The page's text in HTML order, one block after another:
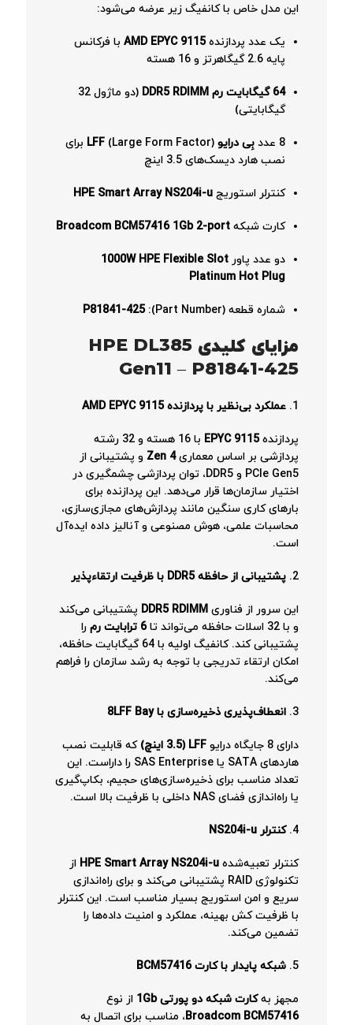
این مدل خاص با کانفیگ زیر عرضه می‌شود:
یک عدد پردازندهAMD EPYC 9115 با فرکانس
پایه 2.6 گیگاهرتز و 16 هسته
64 گیگابایت رم DDR5 RDIMM
(دو ماژول 32
گیگابایتی)
8 عدد بِی‌ درایو LFF
(Large Form Factor) برای
نصب هارد دیسک‌های 3.5 اینچ
کنترلر استوریج HPE Smart Array NS204i-u
کارت شبکه Broadcom BCM57416 1Gb 2-port
دو عدد پاور 1000W HPE Flexible Slot
Platinum Hot Plug
شماره قطعه (Part Number): P81841-425
مزایای کلیدی HPE DL385
Gen11 – P81841-425
1. عملکرد بی‌نظیر با پردازنده AMD EPYC 9115
پردازندهEPYC 9115
با 16 هسته و 32 رشته
پردازشی بر اساس معماریZen 4 و پشتیبانی از
PCIe Gen5 و DDR5، توان پردازشی چشمگیری در
اختیار سازمان‌ها قرار می‌دهد. این پردازنده برای
بارهای کاری سنگین مانند پردازش‌های مجازی‌سازی،
محاسبات علمی، هوش مصنوعی و آنالیز داده ایده‌آل
است.
2. پشتیبانی از حافظه DDR5 با ظرفیت ارتقاءپذیر
این سرور از فناوری DDR5 RDIMM پشتیبانی می‌کند
و با 32 اسلات حافظه می‌تواند تا
6 ترابایت رم
را
پشتیبانی کند. کانفیگ اولیه با 64 گیگابایت حافظه،
امکان ارتقاء تدریجی با توجه به رشد سازمان را فراهم
می‌کند.
3. انعطاف‌پذیری ذخیره‌سازی با 8LFF Bay
دارای 8 جایگاه درایو LFF (3.5 اینچ)
که قابلیت نصب
هاردهای SATA یا SAS Enterprise را داراست. این
تعداد مناسب برای ذخیره‌سازی‌های حجیم، بکاپ‌گیری
یا راه‌اندازی فضای NAS داخلی با ظرفیت بالا است.
4. کنترلر NS204i-u
کنترلر تعبیه‌شده HPE Smart Array NS204i-u از
تکنولوژی RAID پشتیبانی می‌کند و برای راه‌اندازی
سریع و امن استوریج بسیار مناسب است. این کنترلر
با ظرفیت کش بهینه، عملکرد و امنیت داده‌ها را
تضمین می‌کند.
5. شبکه پایدار با کارت BCM57416
مجهز بهکارت شبکه دو پورتی 1Gb
از نوع
Broadcom BCM57416، مناسب برای اتصال به